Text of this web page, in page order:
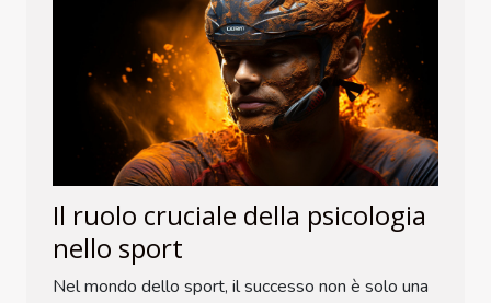
Il ruolo cruciale della psicologia
nello sport
Nel mondo dello sport, il successo non è solo una